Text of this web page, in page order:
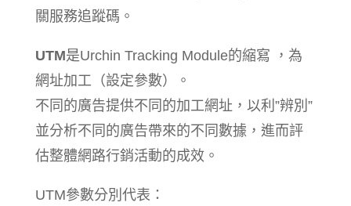
關服務追蹤碼。
UTM是Urchin Tracking Module的縮寫 ，為
網址加工（設定參數）。
不同的廣告提供不同的加工網址，以利”辨別”
並分析不同的廣告帶來的不同數據，進而評
估整體網路行銷活動的成效。
UTM參數分別代表：